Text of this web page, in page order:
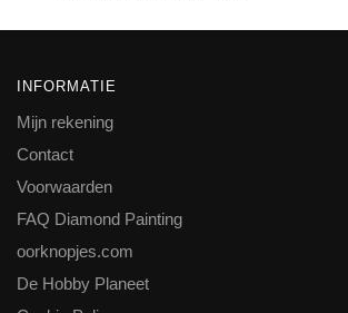
INFORMATIE
Mijn rekening
Contact
Voorwaarden
FAQ Diamond Painting
oorknopjes.com
De Hobby Planeet